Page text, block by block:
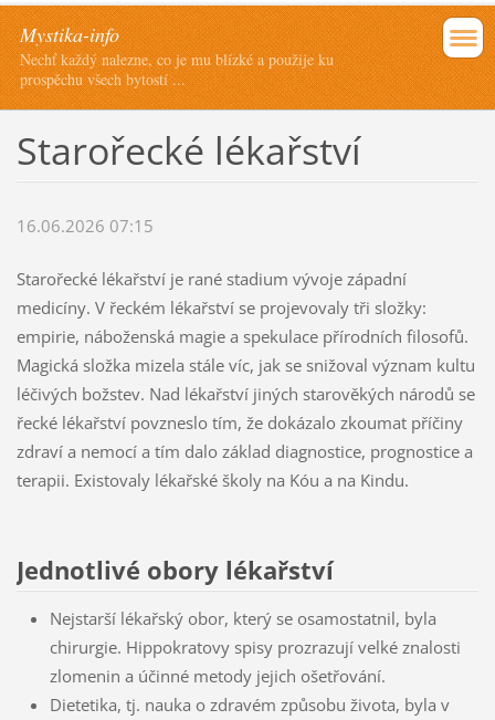
Mystika-info
Nechť každý nalezne, co je mu blízké a použije ku
prospěchu všech bytostí ...
Starořecké lékařství
16.06.2026 07:15
Starořecké lékařství je rané stadium vývoje západní
medicíny. V řeckém lékařství se projevovaly tři složky:
empirie, náboženská magie a spekulace přírodních filosofů.
Magická složka mizela stále víc, jak se snižoval význam kultu
léčivých božstev. Nad lékařství jiných starověkých národů se
řecké lékařství povzneslo tím, že dokázalo zkoumat příčiny
zdraví a nemocí a tím dalo základ diagnostice, prognostice a
terapii. Existovaly lékařské školy na Kóu a na Kindu.
Jednotlivé obory lékařství
Nejstarší lékařský obor, který se osamostatnil, byla
chirurgie. Hippokratovy spisy prozrazují velké znalosti
zlomenin a účinné metody jejich ošetřování.
Dietetika, tj. nauka o zdravém způsobu života, byla v